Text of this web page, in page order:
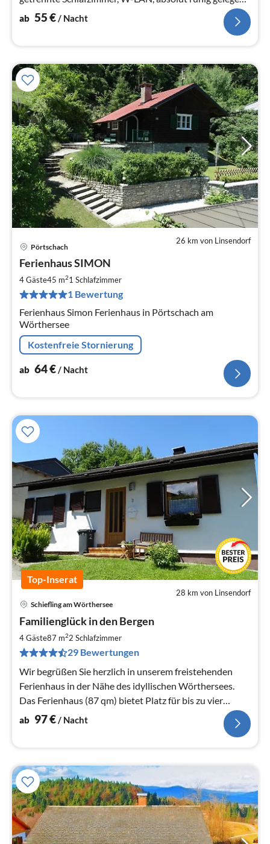
sehr schöner Garten.
ab 55€/ Nacht
26 km von Linsendorf
Pörtschach
Ferienhaus SIMON
4 Gäste45 m21 Schlafzimmer
1 Bewertung
Ferienhaus Simon Ferienhaus in Pörtschach am
Wörthersee
Kostenfreie Stornierung
ab 64€/ Nacht
Top-Inserat
28 km von Linsendorf
Schiefling am Wörthersee
Familienglück in den Bergen
4 Gäste87 m22 Schlafzimmer
29 Bewertungen
Wir begrüßen Sie herzlich in unserem freistehenden
Ferienhaus in der Nähe des idyllischen Wörthersees.
Das Ferienhaus (87 qm) bietet Platz für bis zu vier
Erwachsenen plus Kind.
ab 97€/ Nacht